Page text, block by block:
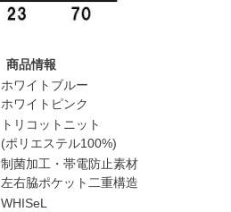
商品情報
ホワイトブルー
ホワイトピンク
トリコットニット
(ポリエステル100%)
制菌加工・帯電防止素材
左右脇ポケット二重構造
WHISeL